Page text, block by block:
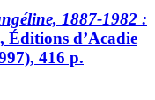
1887-1982 :
Éditions d’Acadie
416 p.